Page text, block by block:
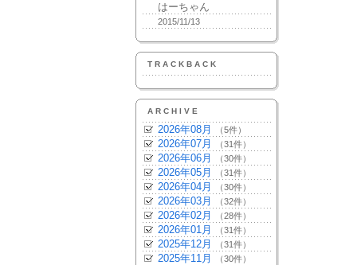
はーちゃん
2015/11/13
TRACKBACK
ARCHIVE
2026年08月 （5件）
2026年07月 （31件）
2026年06月 （30件）
2026年05月 （31件）
2026年04月 （30件）
2026年03月 （32件）
2026年02月 （28件）
2026年01月 （31件）
2025年12月 （31件）
2025年11月 （30件）